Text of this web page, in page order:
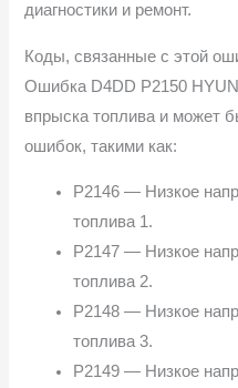
диагностики и ремонт.
Коды, связанные с этой
Ошибка D4DD P2150
впрыска топлива и может
ошибок, такими как:
P2146 — Низкое
топлива 1.
P2147 — Низкое
топлива 2.
P2148 — Низкое
топлива 3.
P2149 — Низкое